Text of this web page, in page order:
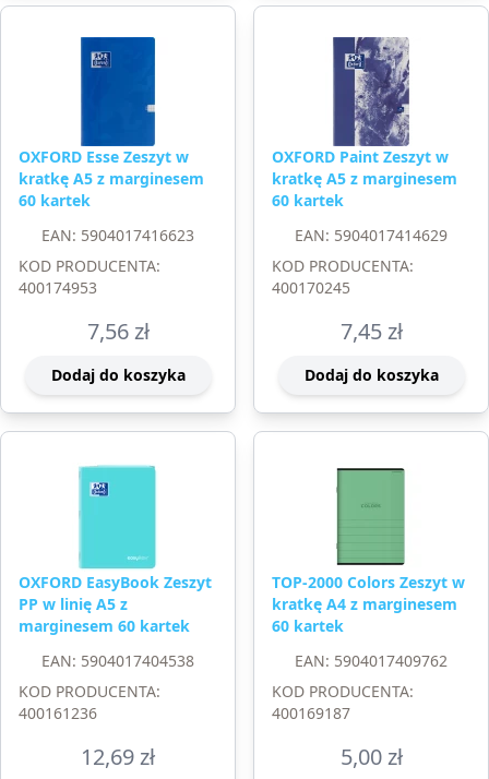
OXFORD Esse Zeszyt w
kratkę A5 z marginesem
60 kartek
EAN: 5904017416623
KOD PRODUCENTA:
400174953
7,56zł
Dodaj do koszyka
OXFORD Paint Zeszyt w
kratkę A5 z marginesem
60 kartek
EAN: 5904017414629
KOD PRODUCENTA:
400170245
7,45zł
Dodaj do koszyka
OXFORD EasyBook Zeszyt
PP w linię A5 z
marginesem 60 kartek
EAN: 5904017404538
KOD PRODUCENTA:
400161236
12,69zł
TOP-2000 Colors Zeszyt w
kratkę A4 z marginesem
60 kartek
EAN: 5904017409762
KOD PRODUCENTA:
400169187
5,00zł